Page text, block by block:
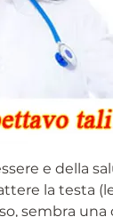
e della
la testa
sembra